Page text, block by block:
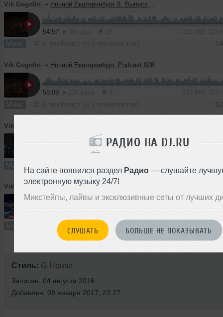
РАДИО НА DJ.RU
На сайте появился раздел Радио — слушайте
электронную музыку 24/7!
Микстейпы, лайвы и эксклюзивные сеты от лучших
СЛУШАТЬ БОЛЬШЕ НЕ ПОКАЗЫВАТЬ
Vik Gogolin ➝ Ночной Екатеринбург II. Выпуск 001
54:57
Микс
Vik Gogolin ➝ Ночной Екатеринбург. Podcast 008
58:09
Микс
Vik Gogolin
Микс В плейлист (в 1 плейлисте)
Vik Gogolin ➝Ночной Екатеринбург. Podcast 007
Микс В плейлист (в 1 плейлисте)
Стиль: G-House
Записан: 04 августа 2016
Добавлен: 08 января 2017, 23:27